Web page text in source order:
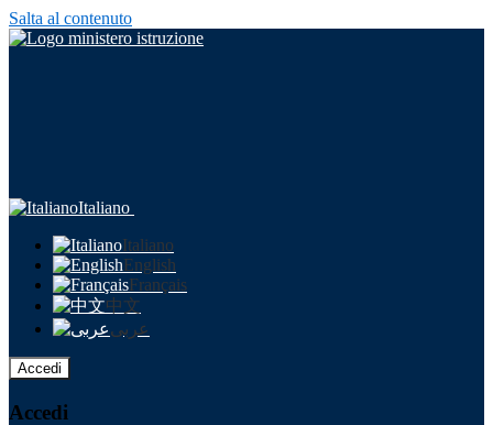
Salta al contenuto
Italiano
Italiano
English
Français
中文
عربى
Accedi
Accedi